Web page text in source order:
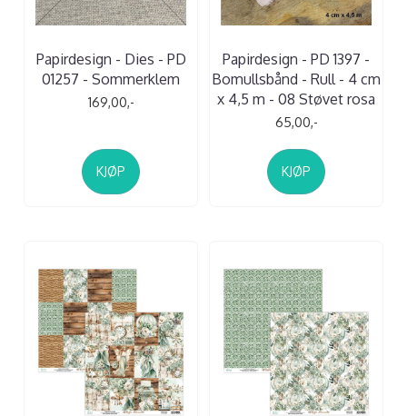
Papirdesign - Dies - PD
01257 - Sommerklem
169,00,-
KJØP
Papirdesign - PD 1397 -
Bomullsbånd - Rull - 4 cm
x 4,5 m - 08 Støvet rosa
65,00,-
KJØP